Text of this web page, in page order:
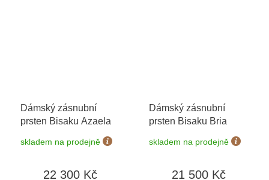
Dámský zásnubní
prsten Bisaku Azaela
skladem na prodejně
22 300 Kč
Dámský zásnubní
prsten Bisaku Bria
skladem na prodejně
21 500 Kč